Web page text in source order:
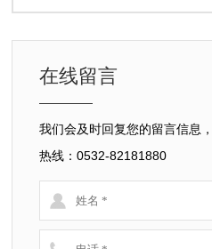
在线留言
我们会及时回复您的留言信息
热线：0532-82181880